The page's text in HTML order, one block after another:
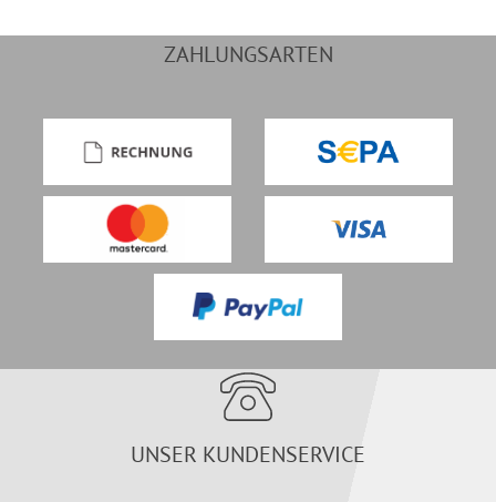
ZAHLUNGSARTEN
UNSER KUNDENSERVICE